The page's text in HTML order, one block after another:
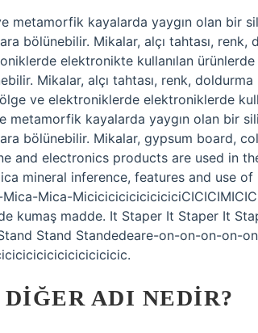
metamorfik kayalarda yaygın olan bir
bölünebilir. Mikalar, alçı tahtası,
elektronikte kullanılan
Mikalar, alçı tahtası, renk,
ve elektroniklerde elektroniklerde
metamorfik kayalarda yaygın olan bir
bölünebilir. Mikalar, gypsum board,
and electronics products are used in
mineral inference, features and use of
Mica-
kumaş madde. It Staper It Staper It
Stand Standedeare-on-on-on-on-
ADI NEDIR?